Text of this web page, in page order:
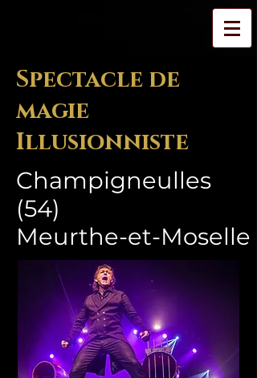
Spectacle de
magie
Illusionniste
Champigneulles
(54)
Meurthe-et-Moselle